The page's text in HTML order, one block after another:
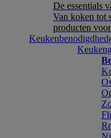
De essentials
Van koken tot
producten